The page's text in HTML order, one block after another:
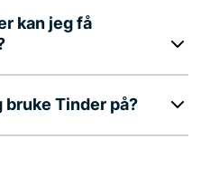
kan jeg få
Tinder på?